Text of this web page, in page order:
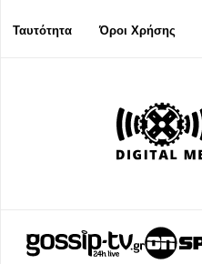
Ταυτότητα Όροι Χρήσης